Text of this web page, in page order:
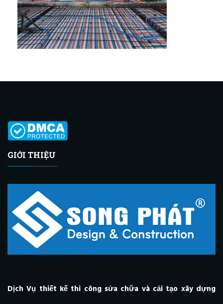
GIỚI THIỆU
Dịch Vụ thiết kế thi công sửa chữa và cải tạo xây dựng